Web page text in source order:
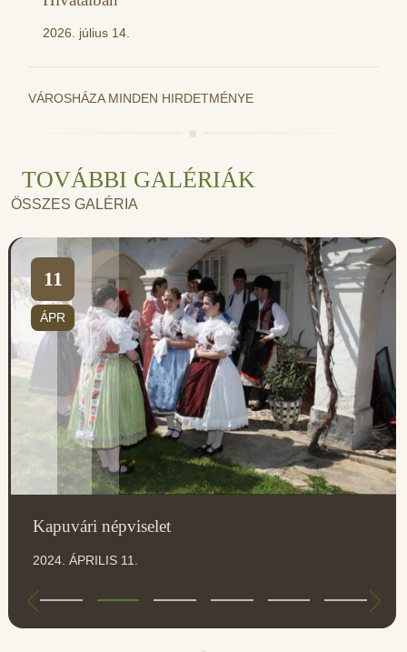
2026. július 14.
VÁROSHÁZA MINDEN HIRDETMÉNYE
TOVÁBBI GALÉRIÁK
ÖSSZES GALÉRIA
11
ÁPR
Kapuvári népviselet
2024. ÁPRILIS 11.